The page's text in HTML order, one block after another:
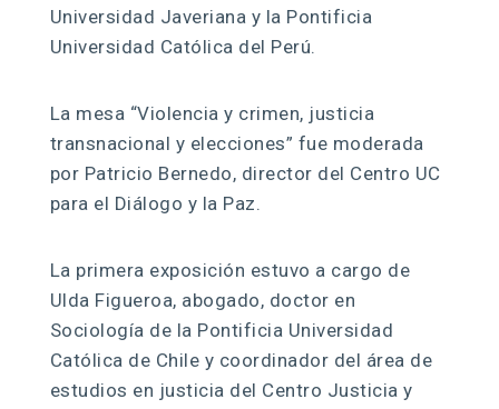
Universidad Javeriana y la Pontificia
Universidad Católica del Perú.
La mesa “Violencia y crimen, justicia
transnacional y elecciones” fue moderada
por Patricio Bernedo, director del Centro UC
para el Diálogo y la Paz.
La primera exposición estuvo a cargo de
Ulda Figueroa, abogado, doctor en
Sociología de la Pontificia Universidad
Católica de Chile y coordinador del área de
estudios en justicia del Centro Justicia y